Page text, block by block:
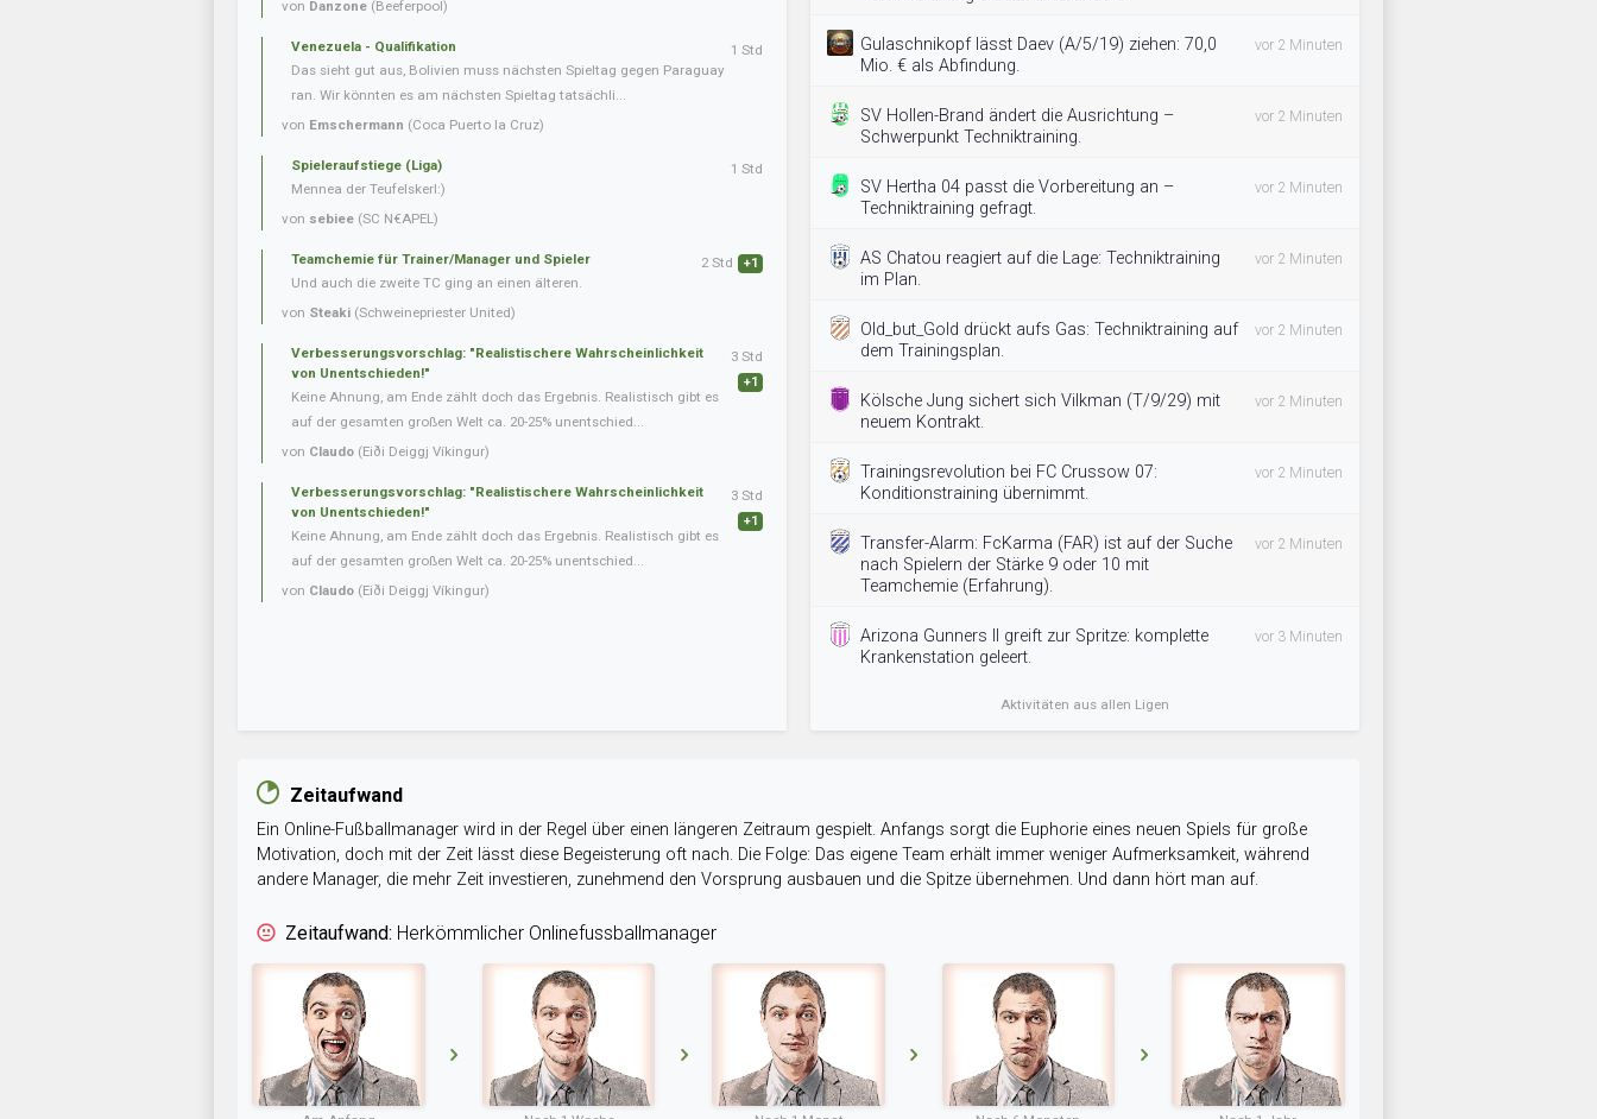
von Danzone (Beeferpool)
Venezuela - Qualifikation
Das sieht gut aus, Bolivien muss nächsten Spieltag gegen Paraguay
ran. Wir könnten es am nächsten Spieltag tatsächli...
von Emschermann (Coca Puerto la Cruz)
1 Std
Spieleraufstiege (Liga)
Mennea der Teufelskerl:)
von sebiee (SC N€APEL)
1 Std
Teamchemie für Trainer/Manager und Spieler
Und auch die zweite TC ging an einen älteren.
von Steaki (Schweinepriester United)
2 Std +1
Verbesserungsvorschlag: "Realistischere Wahrscheinlichkeit
von Unentschieden!"
Keine Ahnung, am Ende zählt doch das Ergebnis. Realistisch gibt es
auf der gesamten großen Welt ca. 20-25% unentschied...
von Claudo (Eiði Deiggj Víkingur)
3 Std
+1
Verbesserungsvorschlag: "Realistischere Wahrscheinlichkeit
von Unentschieden!"
Keine Ahnung, am Ende zählt doch das Ergebnis. Realistisch gibt es
auf der gesamten großen Welt ca. 20-25% unentschied...
von Claudo (Eiði Deiggj Víkingur)
3 Std
+1
Gulaschnikopf lässt Daev (A/5/19) ziehen: 70,0
Mio. € als Abfindung.
vor 2 Minuten
SV Hollen-Brand ändert die Ausrichtung –
Schwerpunkt Techniktraining.
vor 2 Minuten
SV Hertha 04 passt die Vorbereitung an –
Techniktraining gefragt.
vor 2 Minuten
AS Chatou reagiert auf die Lage: Techniktraining
im Plan.
vor 2 Minuten
Old_but_Gold drückt aufs Gas: Techniktraining auf
dem Trainingsplan.
vor 2 Minuten
Kölsche Jung sichert sich Vilkman (T/9/29) mit
neuem Kontrakt.
vor 2 Minuten
Trainingsrevolution bei FC Crussow 07:
Konditionstraining übernimmt.
vor 2 Minuten
Transfer-Alarm: FcKarma (FAR) ist auf der Suche
nach Spielern der Stärke 9 oder 10 mit
Teamchemie (Erfahrung).
vor 2 Minuten
Arizona Gunners II greift zur Spritze: komplette
Krankenstation geleert.
vor 3 Minuten
Aktivitäten aus allen Ligen
Zeitaufwand
Ein Online-Fußballmanager wird in der Regel über einen längeren Zeitraum gespielt. Anfangs sorgt die Euphorie eines neuen Spiels für große
Motivation, doch mit der Zeit lässt diese Begeisterung oft nach. Die Folge: Das eigene Team erhält immer weniger Aufmerksamkeit, während
andere Manager, die mehr Zeit investieren, zunehmend den Vorsprung ausbauen und die Spitze übernehmen. Und dann hört man auf.
Zeitaufwand: Herkömmlicher Onlinefussballmanager